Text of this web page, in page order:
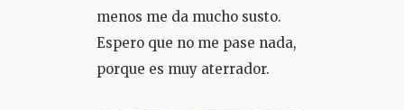
menos me da mucho susto.
Espero que no me pase nada,
porque es muy aterrador.